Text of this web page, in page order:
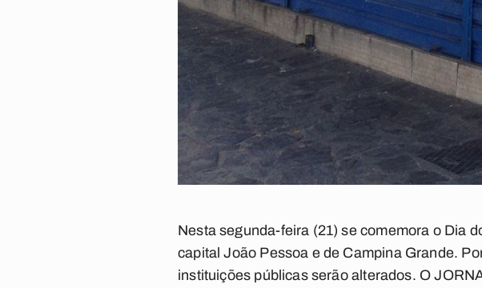
Nesta segunda-feira (21) se comemora o Dia
capital João Pessoa e de Campina Grande.
instituições públicas serão alterados. O